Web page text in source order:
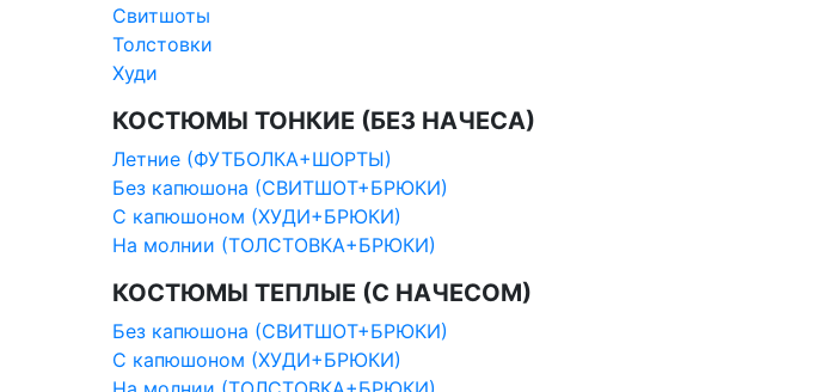
Свитшоты
Толстовки
Худи
КОСТЮМЫ ТОНКИЕ (БЕЗ НАЧЕСА)
Летние (ФУТБОЛКА+ШОРТЫ)
Без капюшона (СВИТШОТ+БРЮКИ)
С капюшоном (ХУДИ+БРЮКИ)
На молнии (ТОЛСТОВКА+БРЮКИ)
КОСТЮМЫ ТЕПЛЫЕ (С НАЧЕСОМ)
Без капюшона (СВИТШОТ+БРЮКИ)
С капюшоном (ХУДИ+БРЮКИ)